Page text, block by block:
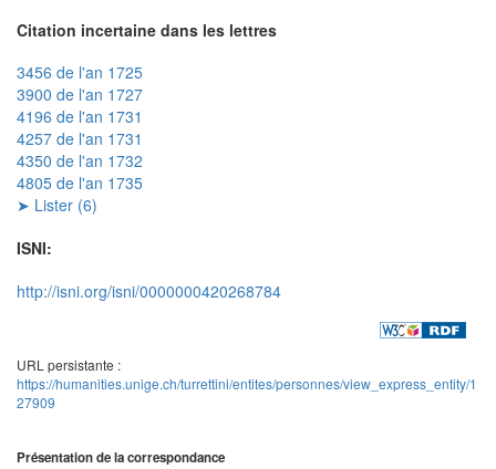
Citation incertaine dans les lettres
3456 de l'an 1725
3900 de l'an 1727
4196 de l'an 1731
4257 de l'an 1731
4350 de l'an 1732
4805 de l'an 1735
➤ Lister (6)
ISNI:
http://isni.org/isni/0000000420268784
URL persistante :
https://humanities.unige.ch/turrettini/entites/personnes/view_express_entity/1
27909
Présentation de la correspondance